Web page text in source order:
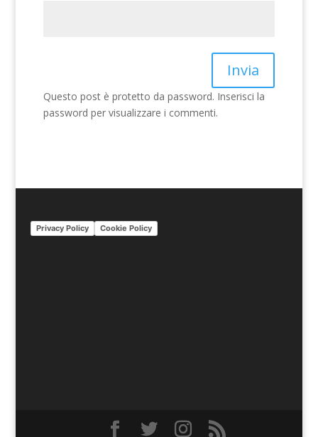
Invia
Questo post è protetto da password. Inserisci la
password per visualizzare i commenti.
Privacy Policy Cookie Policy